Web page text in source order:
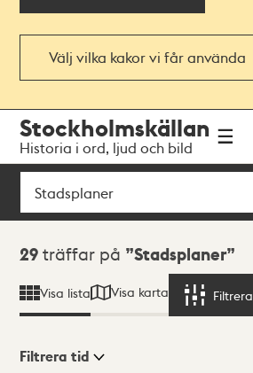
Välj vilka kakor vi får använda
navigationen
huvudinnehållet
Stockholmskällan
Historia i ord, ljud och bild
Sök
Sökresultat
29 träffar på Stadsplaner
Visa lista Visa karta Filtrera
Filtrera tid